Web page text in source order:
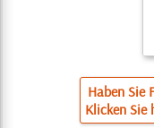
Haben Sie
Klicken Sie